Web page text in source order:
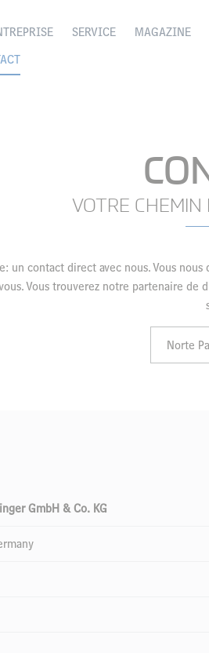
SERVICE
MAGAZINE
VOTRE CHEMIN
un contact direct avec nous. Vous
Vous trouverez notre partenaire
Norte
GmbH & Co. KG